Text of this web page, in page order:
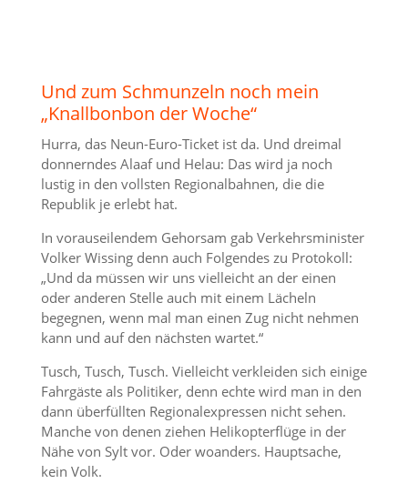
Und zum Schmunzeln noch mein
„Knallbonbon der Woche“
Hurra, das Neun-Euro-Ticket ist da. Und dreimal
donnerndes Alaaf und Helau: Das wird ja noch
lustig in den vollsten Regionalbahnen, die die
Republik je erlebt hat.
In vorauseilendem Gehorsam gab Verkehrsminister
Volker Wissing denn auch Folgendes zu Protokoll:
„Und da müssen wir uns vielleicht an der einen
oder anderen Stelle auch mit einem Lächeln
begegnen, wenn mal man einen Zug nicht nehmen
kann und auf den nächsten wartet.“
Tusch, Tusch, Tusch. Vielleicht verkleiden sich einige
Fahrgäste als Politiker, denn echte wird man in den
dann überfüllten Regionalexpressen nicht sehen.
Manche von denen ziehen Helikopterflüge in der
Nähe von Sylt vor. Oder woanders. Hauptsache,
kein Volk.